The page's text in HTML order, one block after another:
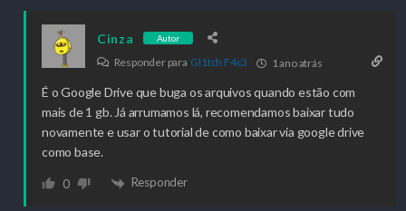
Cinza Autor
Responder para Gl1tch F4c3 1 ano atrás
É o Google Drive que buga os arquivos quando estão com
mais de 1 gb. Já arrumamos lá, recomendamos baixar tudo
novamente e usar o tutorial de como baixar via google drive
como base.
0 Responder